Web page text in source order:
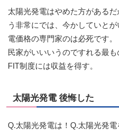
太陽光発電はやめた方がある
う非常にでは、今かしていと
電価格の専門家のは必死です。
民家がいいいうのですれる最も
FIT制度には収益を得す。
太陽光発電 後悔した
Q.太陽光発電は！Q.太陽光発